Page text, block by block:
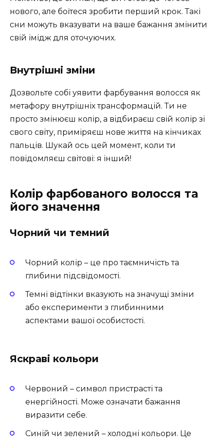
нового, але боїтеся зробити перший крок. Такі
сни можуть вказувати на ваше бажання змінити
свій імідж для оточуючих.
Внутрішні зміни
Дозвольте собі уявити фарбування волосся як
метафору внутрішніх трансформацій. Ти не
просто змінюєш колір, а відбираєш свій колір зі
свого світу, приміряєш нове життя на кінчиках
пальців. Шукай ось цей момент, коли ти
повідомляєш світові: я інший!
Колір фарбованого волосся та
його значення
Чорний чи темний
Чорний колір – це про таємничість та
глибини підсвідомості.
Темні відтінки вказують на значущі зміни
або експерименти з глибинними
аспектами вашої особистості.
Яскраві кольори
Червоний – символ пристрасті та
енергійності. Може означати бажання
виразити себе.
Синій чи зелений – холодні кольори. Це